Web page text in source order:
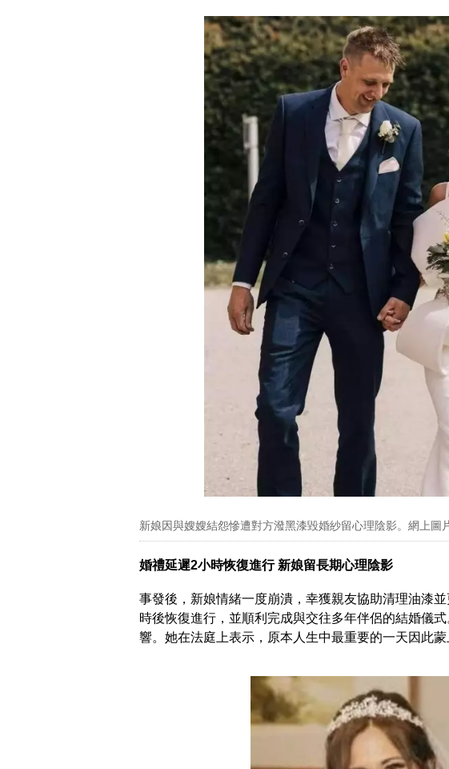
新娘因與嫂嫂結怨慘遭對方潑黑漆毀婚紗留心理陰影。網上圖
婚禮延遲2小時恢復進行 新娘留長期心理陰影
事發後，新娘情緒一度崩潰，幸獲親友協助清理油漆
時後恢復進行，並順利完成與交往多年伴侶的結婚儀
響。她在法庭上表示，原本人生中最重要的一天因此